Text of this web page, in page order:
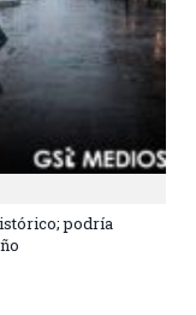
podría